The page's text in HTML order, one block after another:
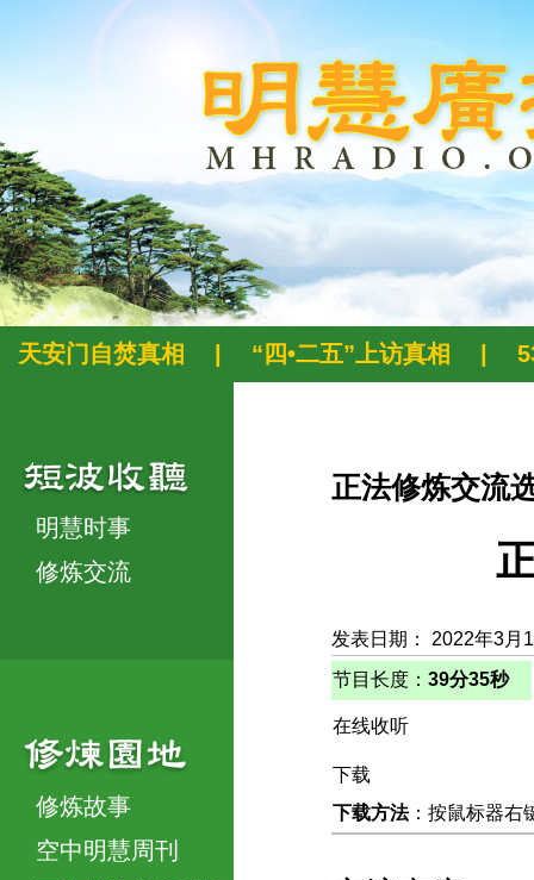
天安门自焚真相 “四•二五”上访真相
明慧时事
修炼交流
修炼故事
空中明慧周刊
正法修炼交流
发表日期： 2022年3月
节目长度： 39分35秒
在线收听
下载
下载方法：按鼠标器右